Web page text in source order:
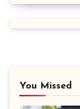
You Missed